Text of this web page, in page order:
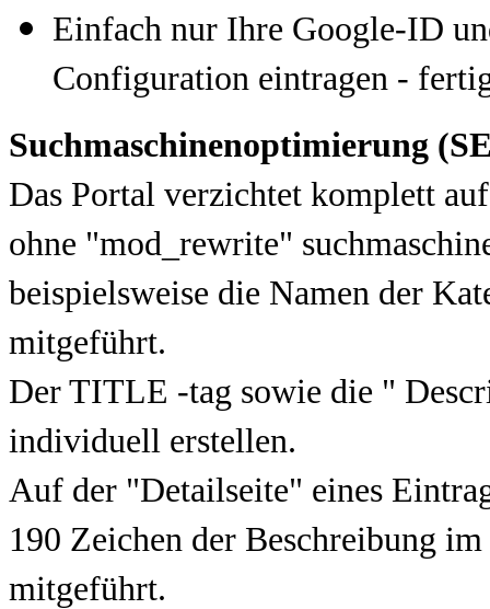
Einfach nur Ihre Google-ID
Configuration eintragen -
Suchmaschinenoptimierung
Das Portal verzichtet komplett
ohne "mod_rewrite"
beispielsweise die Namen der
mitgeführt.
Der TITLE -tag sowie die "
individuell erstellen.
Auf der "Detailseite" eines
190 Zeichen der Beschreibung
mitgeführt.